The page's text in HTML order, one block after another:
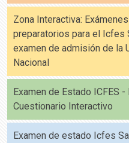
Zona Interactiva:
preparatorios para el Icfes
examen de admisión de la
Nacional
Examen de Estado ICFES -
Cuestionario Interactivo
Examen de estado Icfes